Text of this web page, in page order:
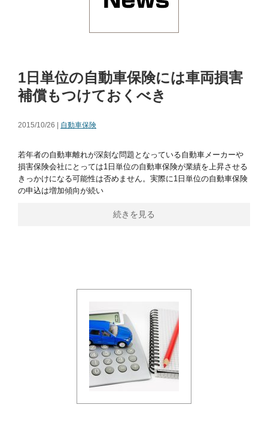
1日単位の自動車保険には車両損害
補償もつけておくべき
2015/10/26 | 自動車保険
若年者の自動車離れが深刻な問題となっている自動車メーカーや
損害保険会社にとっては1日単位の自動車保険が業績を上昇させる
きっかけになる可能性は否めません。実際に1日単位の自動車保険
の申込は増加傾向が続い
続きを見る